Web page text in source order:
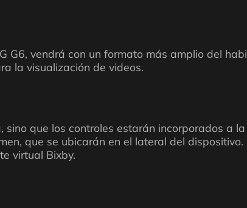
G6, vendrá con un formato más amplio del
la visualización de videos.
que los controles estarán incorporados a
que se ubicarán en el lateral del dispositivo.
virtual Bixby.